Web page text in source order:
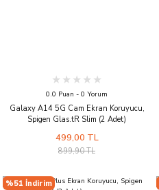
0.0 Puan - 0 Yorum
Galaxy A14 5G Cam Ekran Koruyucu,
Spigen Glas.tR Slim (2 Adet)
499,00 TL
899,90 TL
%51 İndirim